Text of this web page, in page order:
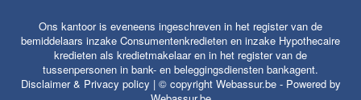
Ons kantoor is eveneens ingeschreven in het register van de
bemiddelaars inzake Consumentenkredieten en inzake Hypothecaire
kredieten als kredietmakelaar en in het register van de
tussenpersonen in bank- en beleggingsdiensten bankagent.
Disclaimer & Privacy policy | © copyright Webassur.be - Powered by